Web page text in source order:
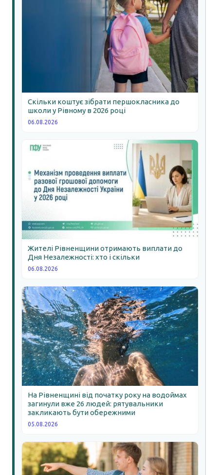
Скільки коштує зібрати першокласника до
школи у Рівному в 2026 році
06.08.2026
Жителі Рівненщини отримають виплати до
Дня Незалежності: хто і скільки
06.08.2026
На Рівненщині від початку року на водоймах
загинули вже 26 людей: рятувальники
закликають бути обережними
05.08.2026